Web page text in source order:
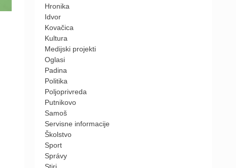
Hronika
Idvor
Kovačica
Kultura
Medijski projekti
Oglasi
Padina
Politika
Poljoprivreda
Putnikovo
Samoš
Servisne informacije
Školstvo
Sport
Správy
Știri